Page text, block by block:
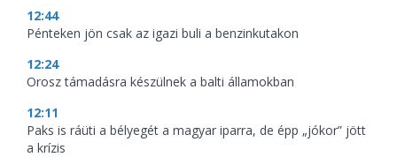
12:44
Pénteken jön csak az igazi buli a benzinkutakon
12:24
Orosz támadásra készülnek a balti államokban
12:11
Paks is ráüti a bélyegét a magyar iparra, de épp „jókor” jött
a krízis